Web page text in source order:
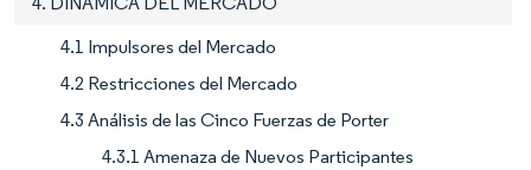
4.1 Impulsores del Mercado
4.2 Restricciones del Mercado
4.3 Análisis de las Cinco Fuerzas de Porter
4.3.1 Amenaza de Nuevos Participantes